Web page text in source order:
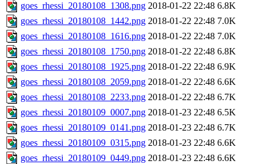
goes_rhessi_20180108_1308.png 2018-01-22 22:48 6.8K
goes_rhessi_20180108_1442.png 2018-01-22 22:48 7.0K
goes_rhessi_20180108_1616.png 2018-01-22 22:48 7.0K
goes_rhessi_20180108_1750.png 2018-01-22 22:48 6.8K
goes_rhessi_20180108_1925.png 2018-01-22 22:48 6.9K
goes_rhessi_20180108_2059.png 2018-01-22 22:48 6.6K
goes_rhessi_20180108_2233.png 2018-01-22 22:48 6.7K
goes_rhessi_20180109_0007.png 2018-01-23 22:48 6.5K
goes_rhessi_20180109_0141.png 2018-01-23 22:48 6.7K
goes_rhessi_20180109_0315.png 2018-01-23 22:48 6.6K
goes_rhessi_20180109_0449.png 2018-01-23 22:48 6.6K